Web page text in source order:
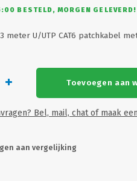
BESTELD, MORGEN GELEVERD!
meter U/UTP CAT6 patchkabel
Toevoegen aan
Bel, mail, chat of maak
aan vergelijking